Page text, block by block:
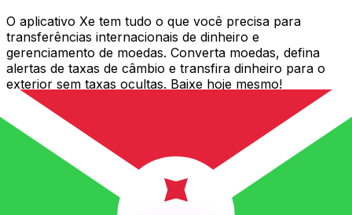
O aplicativo Xe tem tudo o que você precisa para
transferências internacionais de dinheiro e
gerenciamento de moedas. Converta moedas, defina
alertas de taxas de câmbio e transfira dinheiro para o
exterior sem taxas ocultas. Baixe hoje mesmo!